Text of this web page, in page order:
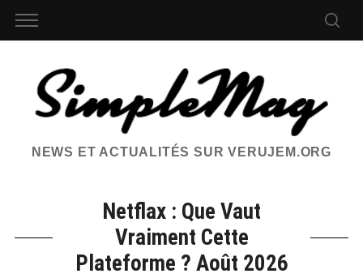
NEWS ET ACTUALITÉS SUR VERUJEM.ORG
Netflax : Que Vaut
Vraiment Cette
Plateforme ? Août 2026